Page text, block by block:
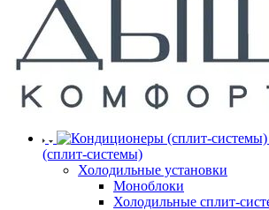
(сплит-системы)
Холодильные установки
Моноблоки
Холодильные сплит-